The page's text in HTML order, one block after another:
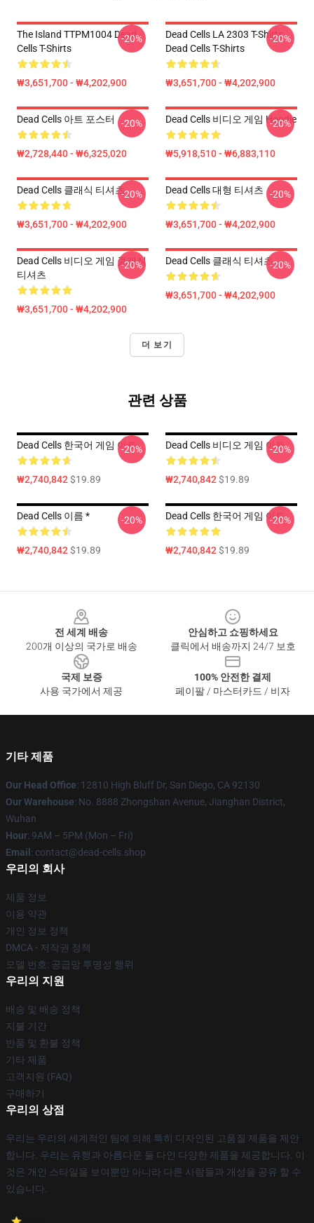
The Island TTPM1004 Dead
Cells T-Shirts
₩3,651,700 - ₩4,202,900
-20%
Dead Cells LA 2303 T-Shirts
Dead Cells T-Shirts
₩3,651,700 - ₩4,202,900
-20%
Dead Cells 아트 포스터
₩2,728,440 - ₩6,325,020
-20% Dead Cells 비디오 게임 Hoodie
₩5,918,510 - ₩6,883,110
-20%
Dead Cells 클래식 티셔츠
₩3,651,700 - ₩4,202,900
-20% Dead Cells 대형 티셔츠
₩3,651,700 - ₩4,202,900
-20%
Dead Cells 비디오 게임 클래식
티셔츠
₩3,651,700 - ₩4,202,900
-20% Dead Cells 클래식 티셔츠
₩3,651,700 - ₩4,202,900
-20%
더 보기
관련 상품
Dead Cells 한국어 게임 아트
₩2,740,842$19.89
-20% Dead Cells 비디오 게임 아트
₩2,740,842$19.89
-20%
Dead Cells 이름 *
₩2,740,842$19.89
-20% Dead Cells 한국어 게임 아트
₩2,740,842$19.89
-20%
전 세계 배송
200개 이상의 국가로 배송
안심하고 쇼핑하세요
클릭에서 배송까지 24/7 보호
국제 보증
사용 국가에서 제공
100% 안전한 결제
페이팔 / 마스터카드 / 비자
기타 제품
Our Head Office: 12810 High Bluff Dr, San Diego, CA 92130
Our Warehouse: No. 8888 Zhongshan Avenue, Jianghan District,
Wuhan
Hour: 9AM – 5PM (Mon – Fri)
Email : contact@dead-cells.shop
우리의 회사
제품 정보
이용 약관
개인 정보 정책
DMCA - 저작권 정책
모델 번호: 공급망 투명성 행위
우리의 지원
배송 및 배송 정책
지불 기간
반품 및 환불 정책
기타 제품
고객지원 (FAQ)
구매하기
우리의 상점
우리는 우리의 세계적인 팀에 의해 특히 디자인된 고품질 제품을 제안
합니다. 우리는 유행과 아름다운 둘 다인 다양한 제품을 제공합니다. 이
것은 개인 스타일을 보여뿐만 아니라 다른 사람들과 개성을 공유 할 수
있습니다.